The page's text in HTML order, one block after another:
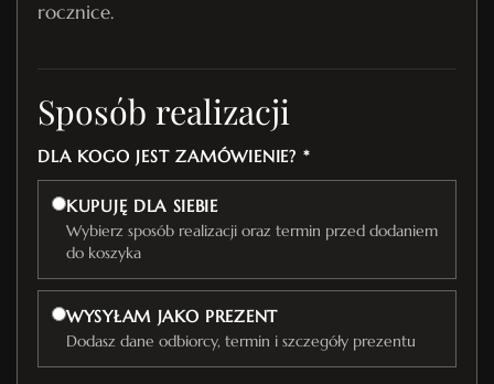
rocznice.
Sposób realizacji
DLA KOGO JEST ZAMÓWIENIE? *
KUPUJĘ DLA SIEBIE
Wybierz sposób realizacji oraz termin przed dodaniem
do koszyka
WYSYŁAM JAKO PREZENT
Dodasz dane odbiorcy, termin i szczegóły prezentu